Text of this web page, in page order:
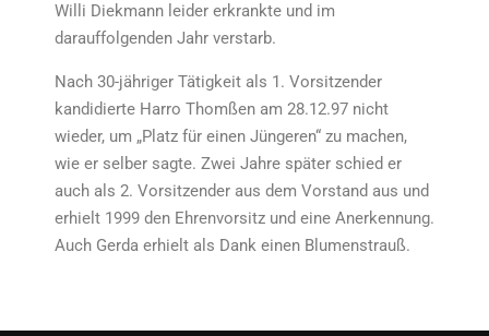
Willi Diekmann leider erkrankte und im
darauffolgenden Jahr verstarb.
Nach 30-jähriger Tätigkeit als 1. Vorsitzender
kandidierte Harro Thomßen am 28.12.97 nicht
wieder, um „Platz für einen Jüngeren“ zu machen,
wie er selber sagte. Zwei Jahre später schied er
auch als 2. Vorsitzender aus dem Vorstand aus und
erhielt 1999 den Ehrenvorsitz und eine Anerkennung.
Auch Gerda erhielt als Dank einen Blumenstrauß.